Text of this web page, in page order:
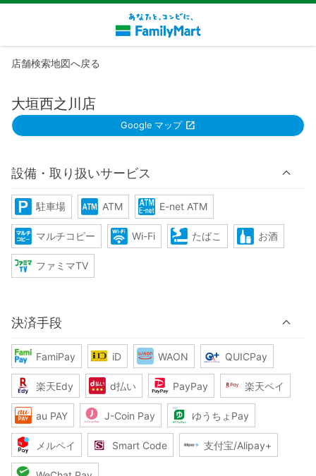
店舗検索地図へ戻る
大垣西之川店
Google マップ
設備・取り扱いサービス
駐車場 ATM E-net ATM
マルチコピー Wi-Fi たばこ お酒
ファミマTV
決済手段
FamiPay iD WAON QUICPay
楽天Edy d払い PayPay 楽天ペイ
au PAY J-Coin Pay ゆうちょPay
メルペイ Smart Code 支付宝/Alipay+